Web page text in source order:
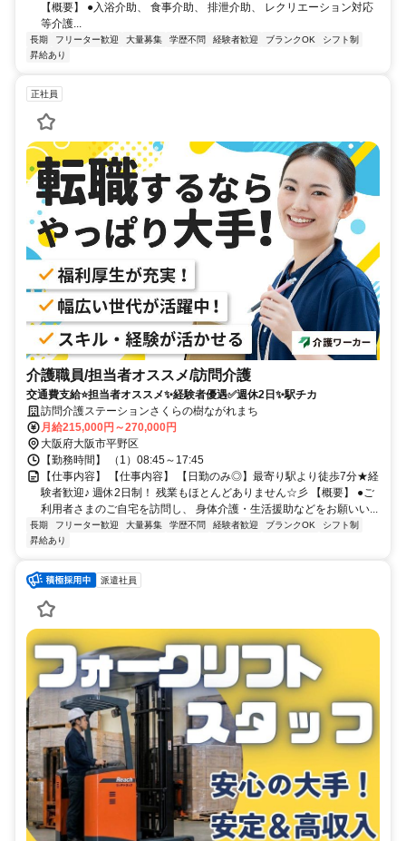
【概要】 ●入浴介助、 食事介助、 排泄介助、 レクリエーション対応
等介護...
長期 フリーター歓迎 大量募集 学歴不問 経験者歓迎 ブランクOK
シフト制
昇給あり
正社員
介護職員/担当者オススメ/訪問介護
交通費支給⭐️担当者オススメ✨経験者優遇✅️週休2日✨駅チカ
訪問介護ステーションさくらの樹ながれまち
月給215,000円～270,000円
大阪府大阪市平野区
【勤務時間】 （1）08:45～17:45
【仕事内容】 【仕事内容】 【日勤のみ◎】最寄り駅より徒歩7分★経
験者歓迎♪ 週休2日制！ 残業もほとんどありません☆彡 【概要】 ●ご
利用者さまのご自宅を訪問し、 身体介護・生活援助などをお願いい...
長期 フリーター歓迎 大量募集 学歴不問 経験者歓迎 ブランクOK
シフト制
昇給あり
派遣社員